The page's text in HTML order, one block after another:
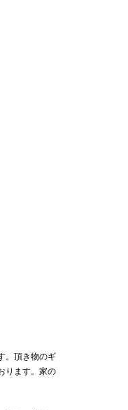
。頂き物のギ
ります。家の